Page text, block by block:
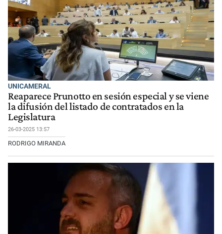
UNICAMERAL
Reaparece Prunotto en sesión especial y se viene
la difusión del listado de contratados en la
Legislatura
26-03-2025 13:57
RODRIGO MIRANDA